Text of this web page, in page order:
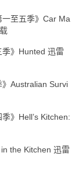
一至五季》Car Ma
季》Hunted 迅雷
Australian Survi
》Hell’s Kitchen:
the Kitchen 迅雷